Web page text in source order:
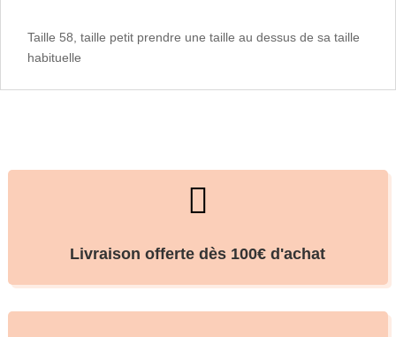
Taille 58, taille petit prendre une taille au dessus de sa taille
habituelle

Livraison offerte dès 100€ d'achat